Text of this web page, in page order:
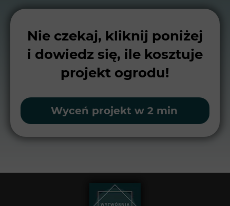
Nie czekaj, kliknij poniżej
i dowiedz się, ile kosztuje
projekt ogrodu!
Wyceń projekt w 2 min